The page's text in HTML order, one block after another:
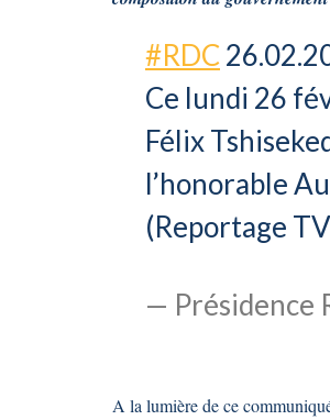
#RDC
Ce lundi 26
Félix
l’honorable
(Reportage
— Présidence
A la lumière de ce